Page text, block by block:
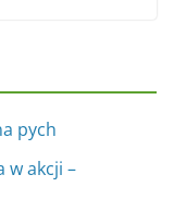
pych
w akcji –